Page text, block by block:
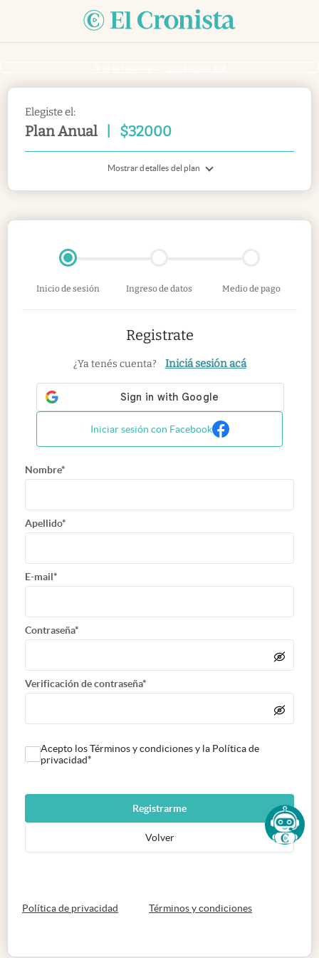
Elegiste el:
Plan Anual $32000
Mostrar detalles del plan
Inicio de sesión Ingreso de datos Medio de pago
Registrate
¿Ya tenés cuenta? Iniciá sesión acá
Iniciar sesión con Facebook
Nombre*
Apellido*
E-mail*
Contraseña*
Verificación de contraseña*
Acepto los Términos y condiciones y la Política de
privacidad*
Registrarme
Volver
Política de privacidad abre en nueva pestaña
Términos y condicionesabre en nueva